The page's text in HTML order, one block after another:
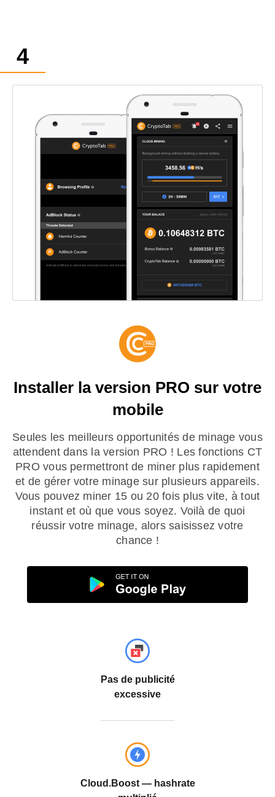
Installer la version PRO sur votre
mobile
Seules les meilleurs opportunités de minage vous
attendent dans la version PRO ! Les fonctions CT
PRO vous permettront de miner plus rapidement
et de gérer votre minage sur plusieurs appareils.
Vous pouvez miner 15 ou 20 fois plus vite, à tout
instant et où que vous soyez. Voilà de quoi
réussir votre minage, alors saisissez votre
chance !
Pas de publicité
excessive
Cloud.Boost — hashrate